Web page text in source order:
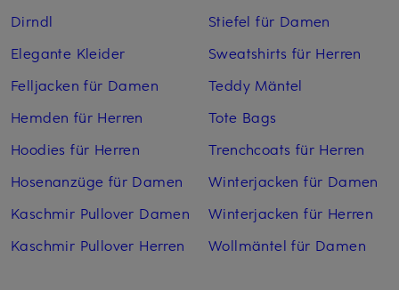
Dirndl
Elegante Kleider
Felljacken für Damen
Hemden für Herren
Hoodies für Herren
Hosenanzüge für Damen
Kaschmir Pullover Damen
Kaschmir Pullover Herren
Stiefel für Damen
Sweatshirts für Herren
Teddy Mäntel
Tote Bags
Trenchcoats für Herren
Winterjacken für Damen
Winterjacken für Herren
Wollmäntel für Damen